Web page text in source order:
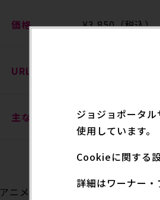
価格 ¥3,850（税込）
URL https://p-
主な取扱店 プレミアムバン
アニメ『スティール・ボール・ラ
ジョジョポータ
使用しています。
Cookieに関する
詳細はワーナー・